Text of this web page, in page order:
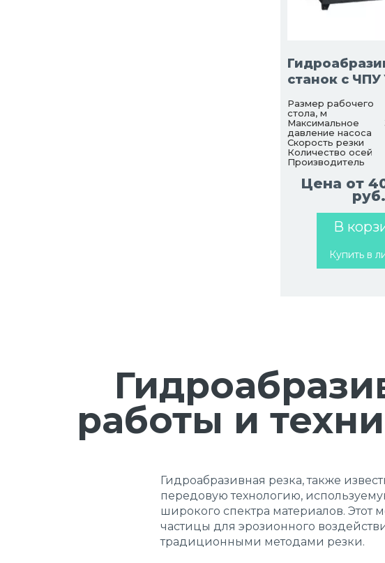
станок с ЧПУ
Размер рабочего
стола, м
Максимальное
давление насоса
Скорость резки
Количество осей
Производитель
Цена от
руб.
В
Купить в
работы и
Гидроабразивная резка, также
передовую технологию,
широкого спектра материалов. Этот
частицы для эрозионного
традиционными методами резки.